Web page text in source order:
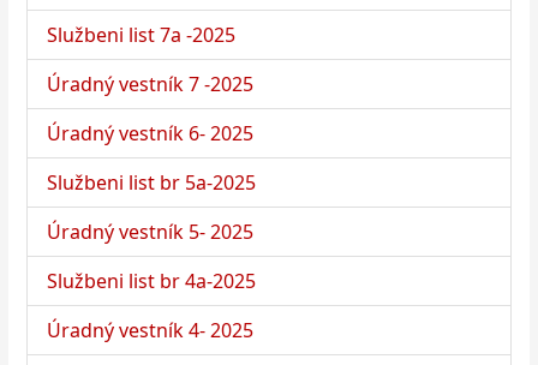
Službeni list 7a -2025
Úradný vestník 7 -2025
Úradný vestník 6- 2025
Službeni list br 5a-2025
Úradný vestník 5- 2025
Službeni list br 4a-2025
Úradný vestník 4- 2025